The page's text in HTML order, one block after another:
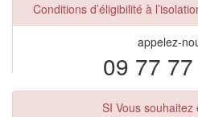
Conditions d’éligibilité à
appelez-
09 77
SI Vous souhaitez